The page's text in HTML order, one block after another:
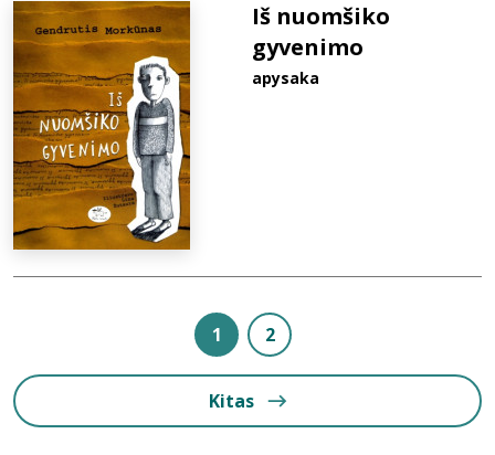
Iš nuomšiko
gyvenimo
apysaka
1 2
Kitas